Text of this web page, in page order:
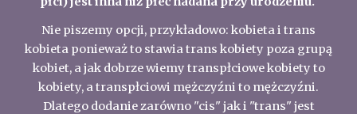
Nie piszemy opcji, przykładowo: kobieta i trans
kobieta ponieważ to stawia trans kobiety poza grupą
kobiet, a jak dobrze wiemy transpłciowe kobiety to
kobiety, a transpłciowi mężczyźni to mężczyźni.
Dlatego dodanie zarówno "cis" jak i "trans" jest